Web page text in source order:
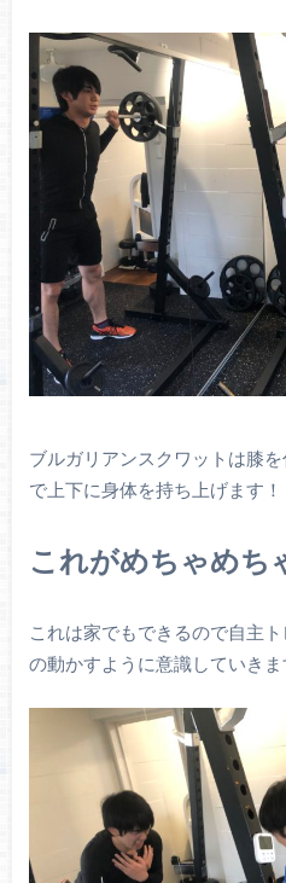
ブルガリアンスクワットは膝
で上下に身体を持ち上げます！
これがめちゃめち
これは家でもできるので自主
の動かすように意識していきま